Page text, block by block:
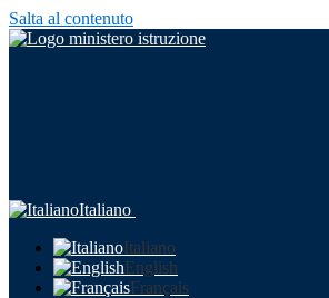
Salta al contenuto
Italiano
Italiano
English
Français